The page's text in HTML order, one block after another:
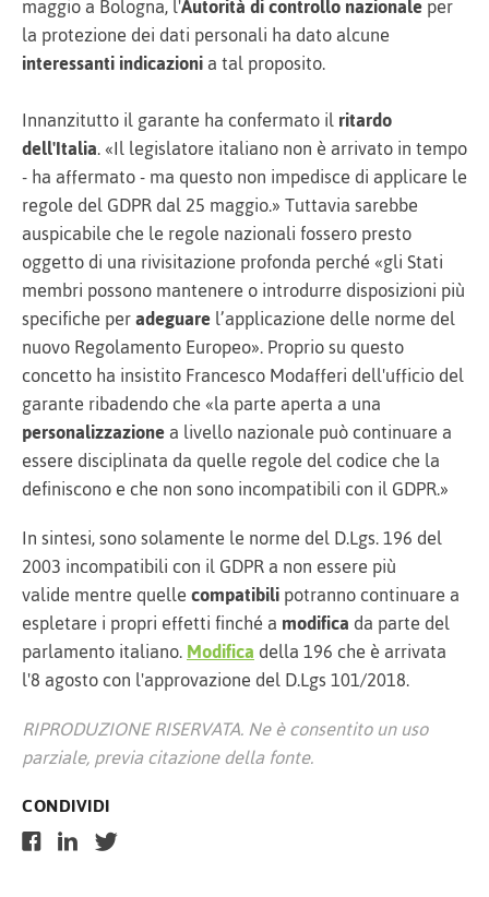
la protezione dei dati personali ha dato alcune
interessanti indicazionia tal proposito.
Innanzitutto il garante ha confermato ilritardo
dell'Italia. «Il legislatore italiano non è arrivato in tempo
- ha affermato - ma questo non impedisce di applicare le
regole del GDPR dal 25 maggio.» Tuttavia sarebbe
auspicabile che le regole nazionali fossero presto
oggetto di una rivisitazione profonda perché «gli Stati
membri possono mantenere o introdurre disposizioni più
specifiche peradeguarel’applicazione delle norme del
nuovo Regolamento Europeo». Proprio su questo
concetto ha insistito Francesco Modafferi dell'ufficio del
garante ribadendo che «la parte aperta a una
personalizzazionea livello nazionale può continuare a
essere disciplinata da quelle regole del codice che la
definiscono e che non sono incompatibili con il GDPR.»
In sintesi, sono solamente le norme del D.Lgs. 196 del
2003 incompatibili con il GDPR a non essere più
valide mentre quellecompatibilipotranno continuare a
espletare i propri effetti finché amodificada parte del
parlamento italiano.Modificadella 196 che è arrivata
l'8 agosto con l'approvazione del D.Lgs 101/2018.
RIPRODUZIONE RISERVATA. Ne è consentito un uso
parziale, previa citazione della fonte.
CONDIVIDI